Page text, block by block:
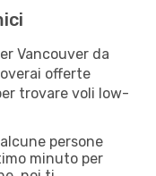
Vancouver da
offerte
trovare voli low-
persone
minuto per